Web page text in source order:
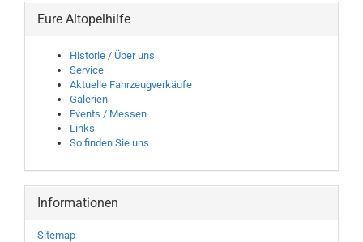
Eure Altopelhilfe
Historie / Über uns
Service
Aktuelle Fahrzeugverkäufe
Galerien
Events / Messen
Links
So finden Sie uns
Informationen
Sitemap